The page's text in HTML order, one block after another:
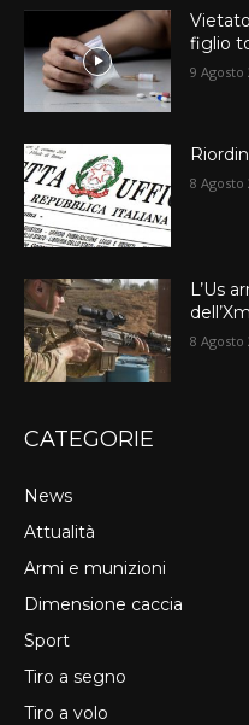
figlio
9 Agosto
8 Agosto
L’Us
8 Agosto
CATEGORIE
News
Attualità
Armi e munizioni
Dimensione caccia
Sport
Tiro a segno
Tiro a volo